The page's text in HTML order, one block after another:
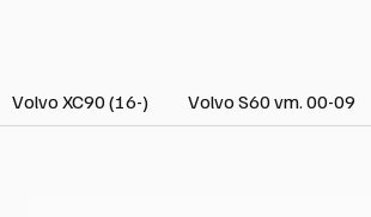
Volvo XC90 (16-) Volvo S60 vm. 00-09